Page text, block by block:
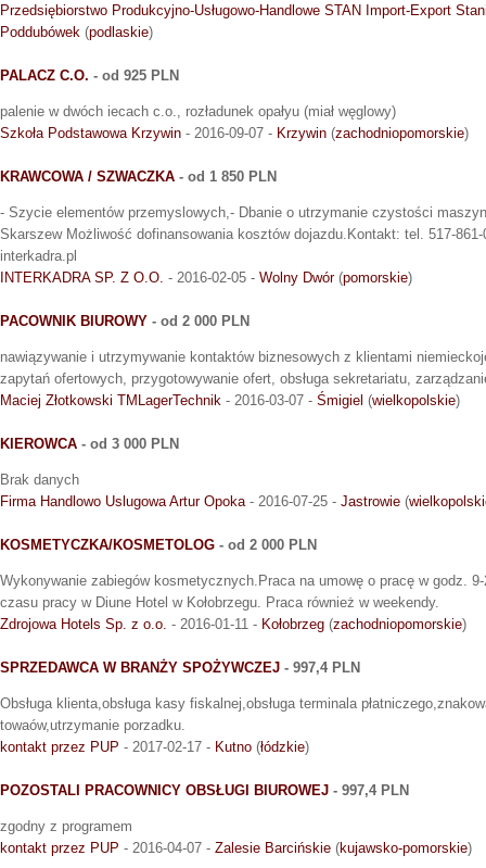
Przedsiębiorstwo Produkcyjno-Usługowo-Handlowe STAN Import-Export
Poddubówek (podlaskie)
PALACZ C.O. - od 925 PLN
palenie w dwóch iecach c.o., rozładunek opałyu (miał węglowy)
Szkoła Podstawowa Krzywin - 2016-09-07 - Krzywin (zachodniopomorskie)
KRAWCOWA / SZWACZKA - od 1 850 PLN
- Szycie elementów przemyslowych,- Dbanie o utrzymanie czystości
Skarszew Możliwość dofinansowania kosztów dojazdu.Kontakt: tel. 517-
interkadra.pl
INTERKADRA SP. Z O.O. - 2016-02-05 - Wolny Dwór(pomorskie)
PACOWNIK BIUROWY - od 2 000 PLN
nawiązywanie i utrzymywanie kontaktów biznesowych z klientami
zapytań ofertowych, przygotowywanie ofert, obsługa sekretariatu,
Maciej Złotkowski TMLagerTechnik - 2016-03-07 - Śmigiel (wielkopolskie)
KIEROWCA - od 3 000 PLN
Brak danych
Firma Handlowo Uslugowa Artur Opoka - 2016-07-25 - Jastrowie (
KOSMETYCZKA/KOSMETOLOG - od 2 000 PLN
Wykonywanie zabiegów kosmetycznych.Praca na umowę o pracę w godz.
czasu pracy w Diune Hotel w Kołobrzegu. Praca również w weekendy.
Zdrojowa Hotels Sp. z o.o. - 2016-01-11 - Kołobrzeg (zachodniopomorskie)
SPRZEDAWCA W BRANŻY SPOŻYWCZEJ - 997,4 PLN
Obsługa klienta,obsługa kasy fiskalnej,obsługa terminala
towaów,utrzymanie porzadku.
kontakt przez PUP - 2017-02-17 - Kutno (łódzkie)
POZOSTALI PRACOWNICY OBSŁUGI BIUROWEJ - 997,4 PLN
zgodny z programem
kontakt przez PUP - 2016-04-07 - Zalesie Barcińskie (kujawsko-pomorskie)